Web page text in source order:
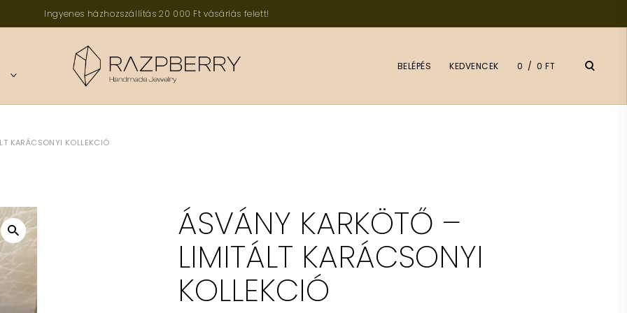
Ingyenes házhozszállítás 20 000 Ft vásárlás felett!
TOGGLE
BELÉPÉS KEDVENCEK 0 0 FT
open
KARÁCSONYI KOLLEKCIÓ
ÁSVÁNY KARKÖTŐ –
LIMITÁLT KARÁCSONYI
KOLLEKCIÓ